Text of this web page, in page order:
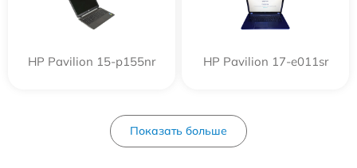
HP Pavilion 15-p155nr HP Pavilion 17-e011sr
Показать больше